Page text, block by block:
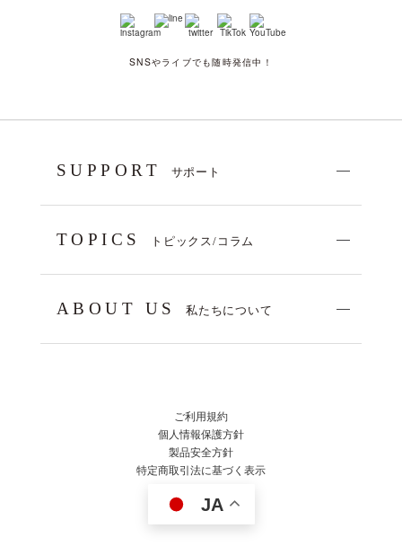
SNSやライブでも随時発信中！
SUPPORT サポート
TOPICS トピックス/コラム
ABOUT US 私たちについて
ご利用規約
個人情報保護方針
製品安全方針
特定商取引法に基づく表示
JA